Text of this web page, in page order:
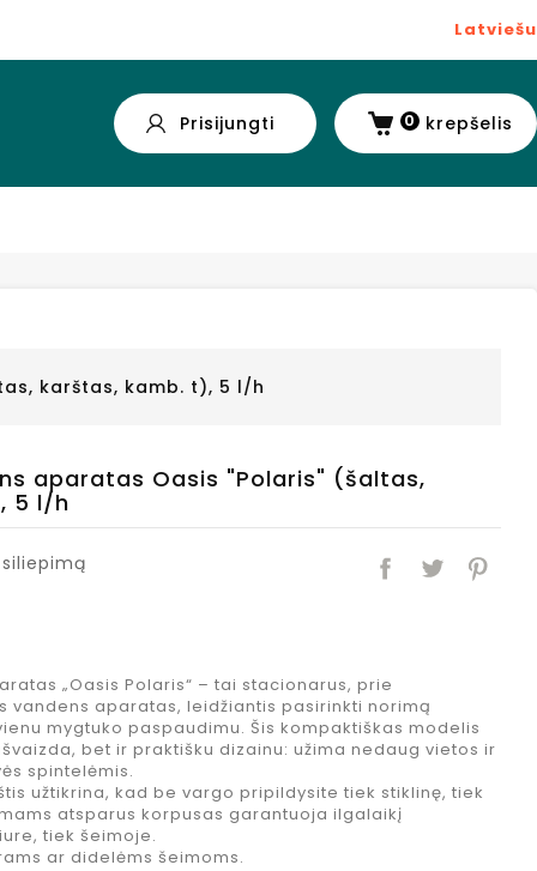
Latviešu
krepšelis
0
Prisijungti
karštas, kamb. t), 5 l/h
aparatas Oasis "Polaris" (šaltas,
5 l/h
„Oasis Polaris“ – tai stacionarus, prie
vandens aparatas, leidžiantis pasirinkti norimą
mygtuko paspaudimu. Šis kompaktiškas modelis
bet ir praktišku dizainu: užima nedaug vietos ir
spintelėmis.
užtikrina, kad be vargo pripildysite tiek stiklinę, tiek
atsparus korpusas garantuoja ilgalaikį
tiek šeimoje.
ar didelėms šeimoms.